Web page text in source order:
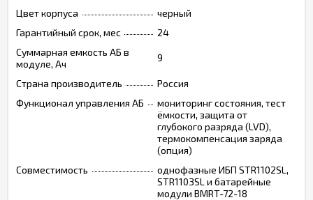
Цвет корпуса
черный
Гарантийный срок, мес
24
Суммарная емкость АБ в
модуле, Ач
9
Страна производитель
Россия
Функционал управления АБ
мониторинг состояния, тест
ёмкости, защита от
глубокого разряда (LVD),
термокомпенсация заряда
(опция)
Совместимость
однофазные ИБП STR1102SL,
STR1103SL и батарейные
модули BMRT-72-18